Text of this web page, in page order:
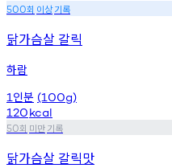
500회 이상기록
닭가슴살 갈릭
하람
1 인분 (100g)
120kcal
50회 미만기록
닭가슴살 갈릭맛